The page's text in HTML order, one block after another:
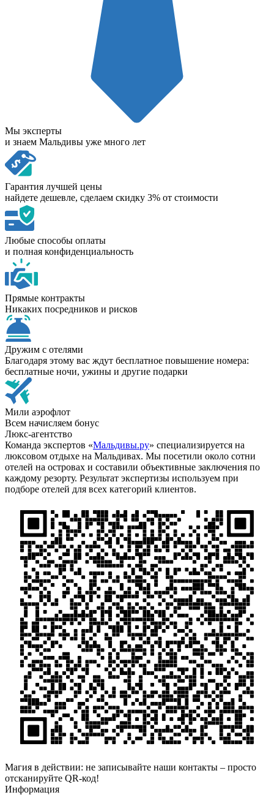
Мы эксперты
и знаем Мальдивы уже много лет
Гарантия лучшей цены
найдете дешевле, сделаем скидку 3% от стоимости
Любые способы оплаты
и полная конфиденциальность
Прямые контракты
Никаких посредников и рисков
Дружим с отелями
Благодаря этому вас ждут бесплатное повышение номера:
бесплатные ночи, ужины и другие подарки
Мили аэрофлот
Всем начисляем бонус
Люкс-агентство
Команда экспертов «Мальдивы.ру» специализируется на
люксовом отдыхе на Мальдивах. Мы посетили около сотни
отелей на островах и составили объективные заключения по
каждому резорту. Результат экспертизы используем при
подборе отелей для всех категорий клиентов.
Магия в действии: не записывайте наши контакты – просто
отсканируйте QR-код!
Информация